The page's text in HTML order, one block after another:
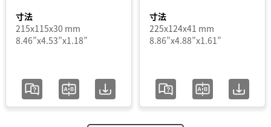
寸法
215x115x30 mm
8.46”x4.53”x1.18”
寸法
225x124x41 mm
8.86”x4.88”x1.61”